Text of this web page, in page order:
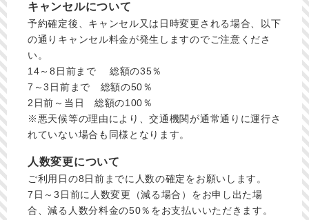
キャンセルについて
予約確定後、キャンセル又は日時変更される場合、以下
の通りキャンセル料金が発生しますのでご注意くださ
い。
14～8日前まで 総額の35％
7～3日前まで 総額の50％
2日前～当日 総額の100％
※悪天候等の理由により、交通機関が通常通りに運行さ
れていない場合も同様となります。
人数変更について
ご利用日の8日前までに人数の確定をお願いします。
7日～3日前に人数変更（減る場合）をお申し出た場
合、減る人数分料金の50％をお支払いいただきます。